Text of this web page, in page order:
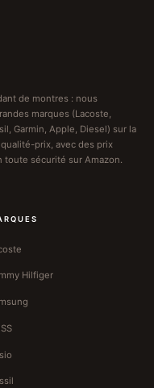
de montres : nous
marques (Lacoste,
Garmin, Apple, Diesel) sur la
prix, avec des prix
sécurité sur Amazon.
Hilfiger